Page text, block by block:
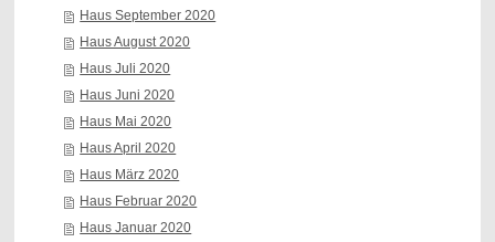
Haus September 2020
Haus August 2020
Haus Juli 2020
Haus Juni 2020
Haus Mai 2020
Haus April 2020
Haus März 2020
Haus Februar 2020
Haus Januar 2020